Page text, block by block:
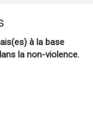
à la base
la non-violence.